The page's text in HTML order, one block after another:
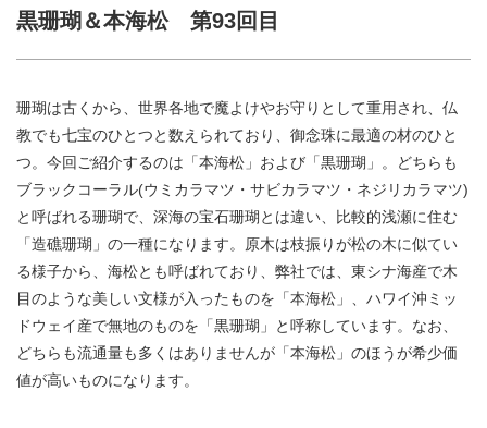
黒珊瑚＆本海松 第93回目
珊瑚は古くから、世界各地で魔よけやお守りとして重用され、仏
教でも七宝のひとつと数えられており、御念珠に最適の材のひと
つ。今回ご紹介するのは「本海松」および「黒珊瑚」。どちらも
ブラックコーラル(ウミカラマツ・サビカラマツ・ネジリカラマツ)
と呼ばれる珊瑚で、深海の宝石珊瑚とは違い、比較的浅瀬に住む
「造礁珊瑚」の一種になります。原木は枝振りが松の木に似てい
る様子から、海松とも呼ばれており、弊社では、東シナ海産で木
目のような美しい文様が入ったものを「本海松」、ハワイ沖ミッ
ドウェイ産で無地のものを「黒珊瑚」と呼称しています。なお、
どちらも流通量も多くはありませんが「本海松」のほうが希少価
値が高いものになります。